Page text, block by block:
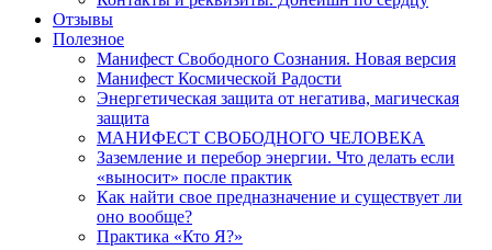
Отзывы
Полезное
Манифест Свободного Сознания. Новая версия
Манифест Космической Радости
Энергетическая защита от негатива, магическая
защита
МАНИФЕСТ СВОБОДНОГО ЧЕЛОВЕКА
Заземление и перебор энергии. Что делать если
«выносит» после практик
Как найти свое предназначение и существует ли
оно вообще?
Практика «Кто Я?»